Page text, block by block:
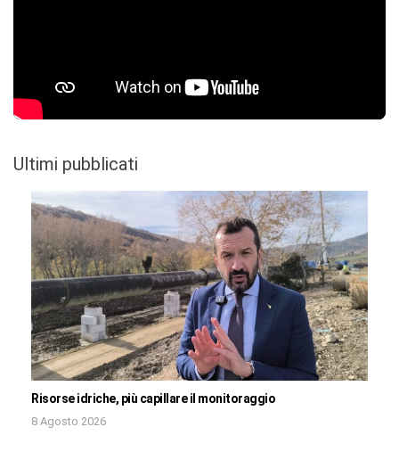
Ultimi pubblicati
Risorse idriche, più capillare il monitoraggio
8 Agosto 2026